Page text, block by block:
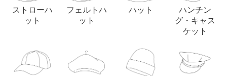
ストローハ
ット
フェルトハ
ット
ハット
ハンチン
グ・キャス
ケット